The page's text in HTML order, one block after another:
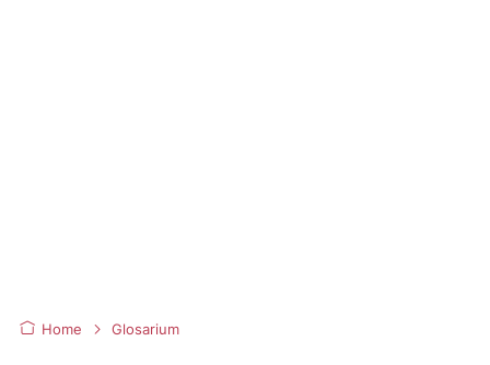
Home Glosarium